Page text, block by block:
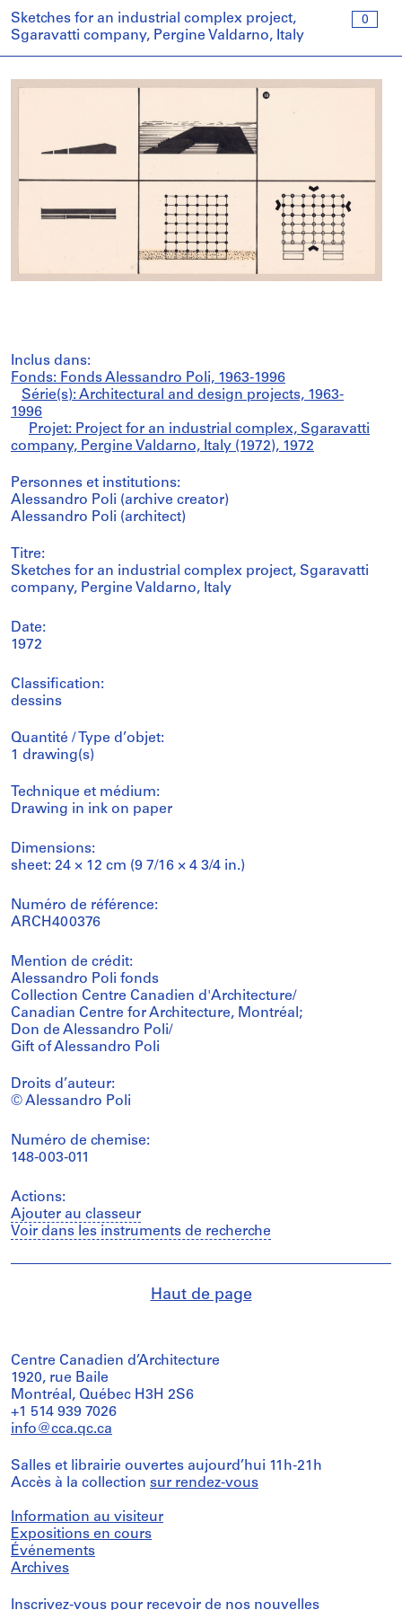
0
Sketches for an industrial complex project,
Sgaravatti company, Pergine Valdarno, Italy
Inclus dans:
Fonds: Fonds Alessandro Poli, 1963-1996
Série(s): Architectural and design projects, 1963-
1996
Projet: Project for an industrial complex, Sgaravatti
company, Pergine Valdarno, Italy (1972), 1972
Personnes et institutions:
Alessandro Poli (archive creator)
Alessandro Poli (architect)
Titre:
Sketches for an industrial complex project, Sgaravatti
company, Pergine Valdarno, Italy
Date:
1972
Classification:
dessins
Quantité / Type d’objet:
1 drawing(s)
Technique et médium:
Drawing in ink on paper
Dimensions:
sheet: 24 × 12 cm (9 7/16 × 4 3/4 in.)
Numéro de référence:
ARCH400376
Mention de crédit:
Alessandro Poli fonds
Collection Centre Canadien d'Architecture/
Canadian Centre for Architecture, Montréal;
Don de Alessandro Poli/
Gift of Alessandro Poli
Droits d’auteur:
© Alessandro Poli
Numéro de chemise:
148-003-011
Actions:
Ajouter au classeur
Voir dans les instruments de recherche
Haut de page
Centre Canadien d’Architecture
1920, rue Baile
Montréal, Québec H3H 2S6
+1 514 939 7026
info@cca.qc.ca
Salles et librairie ouvertes aujourd’hui 11h-21h
Accès à la collection sur rendez-vous
Information au visiteur
Expositions en cours
Événements
Archives
Inscrivez-vous pour recevoir de nos nouvelles